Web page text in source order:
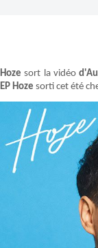
Hozesort la vidéod'Au
EP Hoze sorti cet été